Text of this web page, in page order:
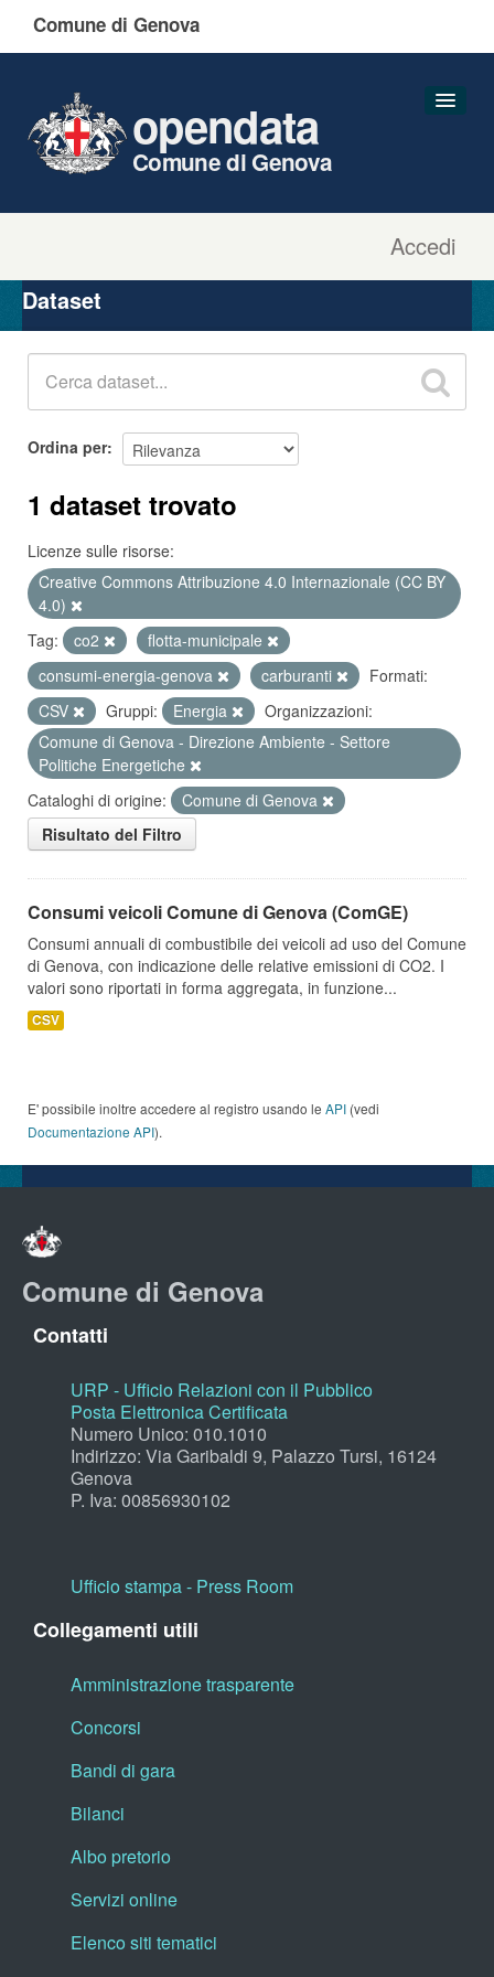
Comune di Genova
Accedi
opendata
Comune di Genova
Organizzazioni
Gruppi
Dataset
Ordina per
1 dataset trovato
Licenze sulle risorse:
Creative Commons Attribuzione 4.0 Internazionale (CC BY
4.0)
Tag:
co2
flotta-municipale
consumi-energia-genova
carburanti
Formati:
CSV
Gruppi: Energia
Organizzazioni:
Comune di Genova - Direzione Ambiente - Settore
Politiche Energetiche
Cataloghi di origine:
Comune di Genova
Risultato del Filtro
Consumi veicoli Comune di Genova (ComGE)
Consumi annuali di combustibile dei veicoli ad uso del Comune
di Genova, con indicazione delle relative emissioni di CO2. I
valori sono riportati in forma aggregata, in funzione...
CSV
E' possibile inoltre accedere al registro usando le API (vedi
Documentazione API).
Comune di Genova
Contatti
URP - Ufficio Relazioni con il Pubblico
Posta Elettronica Certificata
Numero Unico: 010.1010
Indirizzo: Via Garibaldi 9, Palazzo Tursi, 16124
Genova
P. Iva: 00856930102
Ufficio stampa - Press Room
Collegamenti utili
Amministrazione trasparente
Concorsi
Bandi di gara
Bilanci
Albo pretorio
Servizi online
Elenco siti tematici